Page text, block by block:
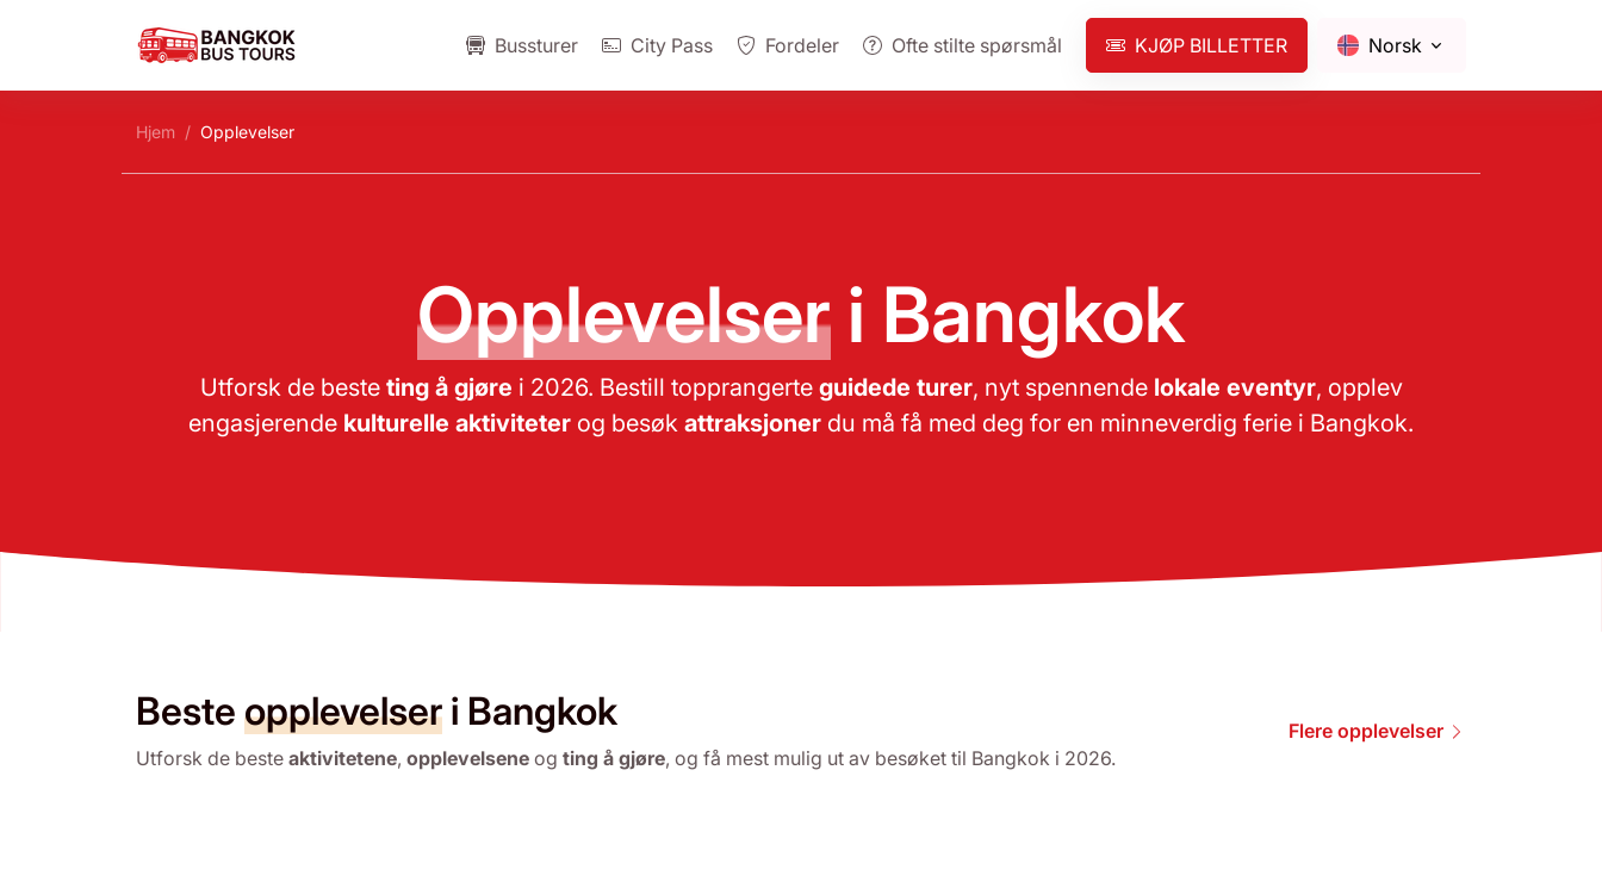
Bussturer City Pass Fordeler Ofte stilte spørsmål KJØP BILLETTER Norsk
Hjem Opplevelser
Opplevelser i Bangkok
Utforsk de beste ting å gjøre i 2026. Bestill topprangerte guidede turer, nyt spennende lokale eventyr, opplev
engasjerende kulturelle aktiviteter og besøk attraksjoner du må få med deg for en minneverdig ferie i Bangkok.
Beste opplevelser i Bangkok
Utforsk de beste aktivitetene, opplevelsene og ting å gjøre, og få mest mulig ut av besøket til Bangkok i 2026.
Flere opplevelser